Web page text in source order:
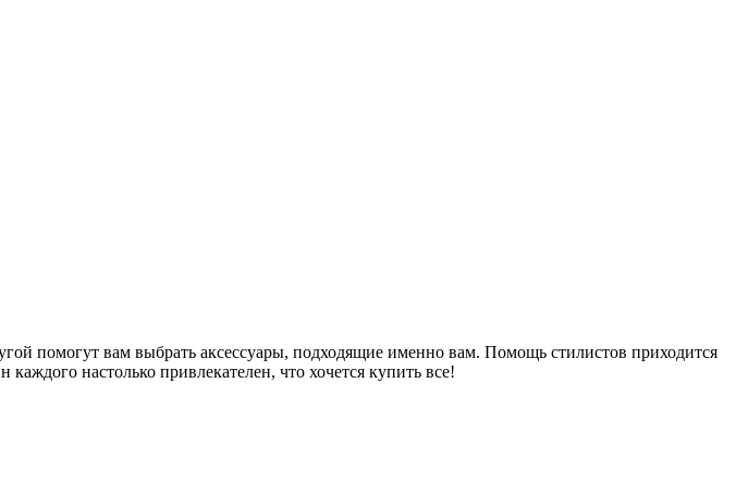
помогут вам выбрать аксессуары, подходящие именно вам. Помощь стилистов приходится
настолько привлекателен, что хочется купить все!